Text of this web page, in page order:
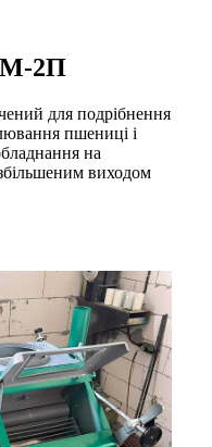
2П
для подрібнення
пшениці і
на
виходом